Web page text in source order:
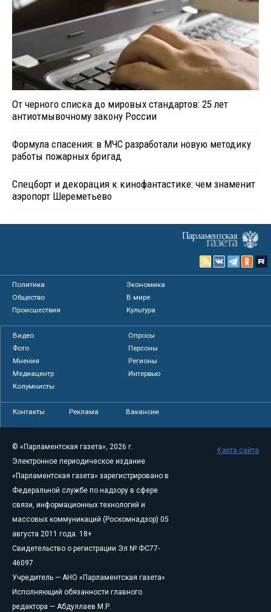
От черного списка до мировых стандартов: 25 лет
антиотмывочному закону России
Формула спасения: в МЧС разработали новую методику
работы пожарных бригад
Спецборт и декорация к кинофантастике: чем знаменит
аэропорт Шереметьево
Политика
Экономика
Общество
В мире
Происшествия
Культура
Видео
Опросы
Фото
Персоны
Мнения
Регионы
Медиацентр
Интервью
Колумнисты
Контакты Реклама Вакансии
© «Парламентская газета», 2026 г.
Электронное периодическое издание
«Парламентская газета» зарегистрировано в
Федеральной службе по надзору в сфере
связи, информационных технологий и
массовых коммуникаций (Роскомнадзор) 05
августа 2011 года. 18+
Свидетельство о регистрации Эл № ФС77-
46097
Учредитель — АНО «Парламентская газета»
Исполняющий обязанности главного
редактора — Абдуллаев М.Р.
Карта сайта